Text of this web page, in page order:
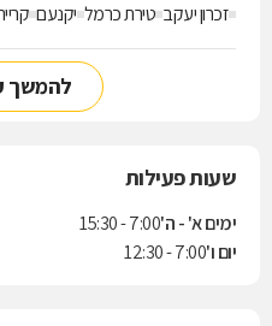
זכרון יעקב טירת כרמל יקנעם
להמשך
שעות פעילות
ימים א' - ה'7:00 - 15:30
יום ו'7:00 - 12:30